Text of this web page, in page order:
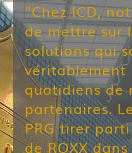
"Chez ICD,
de mettre sur
solutions qui
véritablement
quotidiens de
partenaires.
PRG tirer
de ROXX